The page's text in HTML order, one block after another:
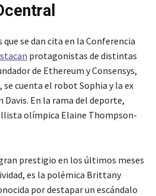
se dan cita en la Conferencia
protagonistas de distintas
de Ethereum y Consensys,
cuenta el robot Sophia y la ex
Davis. En la rama del deporte,
olímpica Elaine Thompson-
prestigio en los últimos meses
es la polémica Brittany
por destapar un escándalo